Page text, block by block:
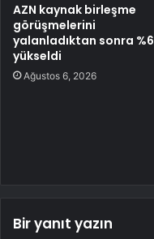
AZN kaynak birleşme
görüşmelerini
yalanladıktan sonra %6
yükseldi
Ağustos 6, 2026
Bir yanıt yazın